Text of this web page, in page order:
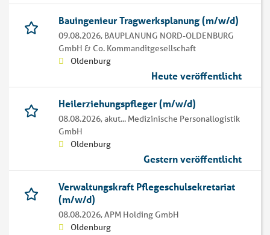
Bauingenieur Tragwerksplanung (m/w/d)
09.08.2026, BAUPLANUNG NORD-OLDENBURG
GmbH & Co. Kommanditgesellschaft
Oldenburg
Heute veröffentlicht
Heilerziehungspfleger (m/w/d)
08.08.2026,akut... Medizinische Personallogistik
GmbH
Oldenburg
Gestern veröffentlicht
Verwaltungskraft Pflegeschulsekretariat
(m/w/d)
08.08.2026,APM Holding GmbH
Oldenburg